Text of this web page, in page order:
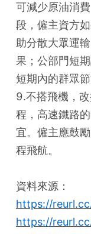
可減少原油消
段，僱主資方
助分散大眾運
果；公部門短
短期內的群眾
9.不搭飛機，
程，高速鐵路
宜。僱主應鼓
程飛航。
資料來源：
https://
https://